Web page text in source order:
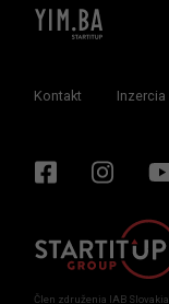
Kontakt Inzercia
Člen združenia IAB Slovakia